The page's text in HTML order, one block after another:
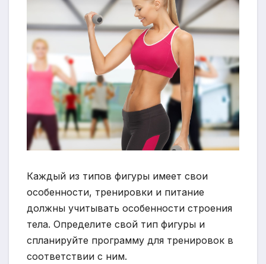
Каждый из типов фигуры имеет свои
особенности, тренировки и питание
должны учитывать особенности строения
тела. Определите свой тип фигуры и
спланируйте программу для тренировок в
соответствии с ним.